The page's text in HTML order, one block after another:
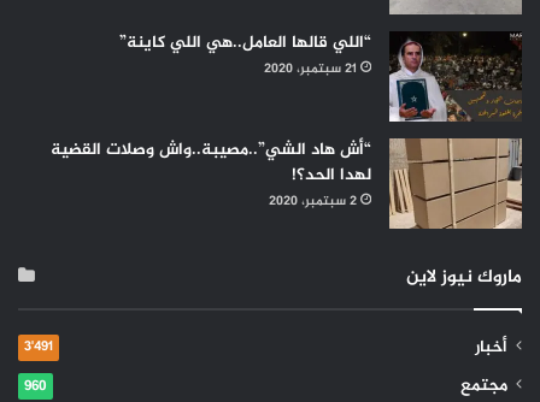
“اللي قالها العامل..هي اللي كاينة”
21 سبتمبر، 2020
“أش هاد الشي”..مصيبة..واش وصلات القضية
لهدا الحد؟!
2 سبتمبر، 2020
ماروك نيوز لاين
أخبار 3٬491
مجتمع 960